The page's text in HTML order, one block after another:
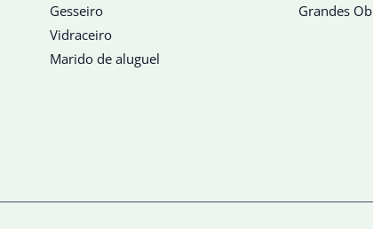
Gesseiro
Vidraceiro
Marido de aluguel
Grandes